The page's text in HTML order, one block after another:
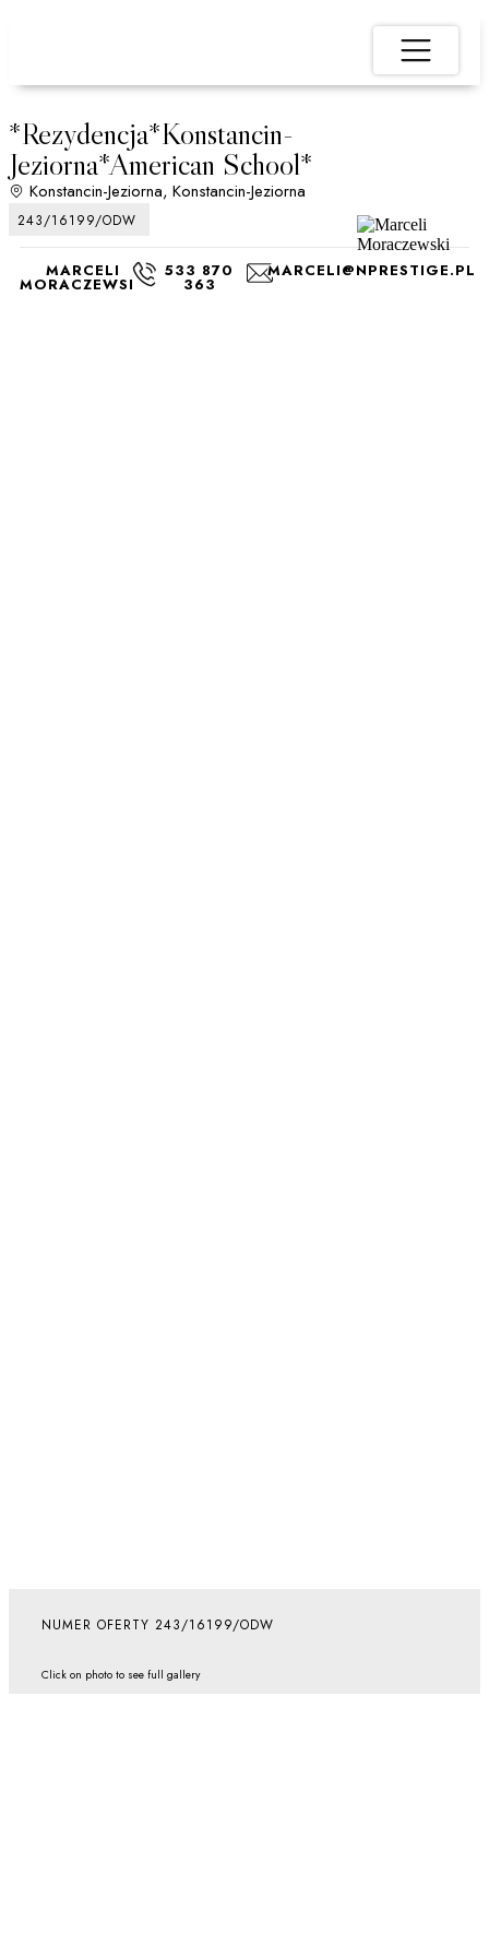
*Rezydencja*Konstancin-
Jeziorna*American School*
Konstancin-Jeziorna, Konstancin-Jeziorna
243/16199/ODW
MARCELI
MORACZEWSKI
533 870
363
MARCELI@NPRESTIGE.PL
NUMER OFERTY 243/16199/ODW
Click on photo to see full gallery